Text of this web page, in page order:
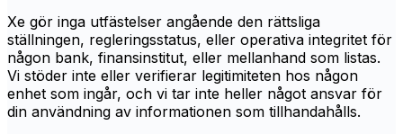
Xe gör inga utfästelser angående den rättsliga
ställningen, regleringsstatus, eller operativa integritet för
någon bank, finansinstitut, eller mellanhand som listas.
Vi stöder inte eller verifierar legitimiteten hos någon
enhet som ingår, och vi tar inte heller något ansvar för
din användning av informationen som tillhandahålls.